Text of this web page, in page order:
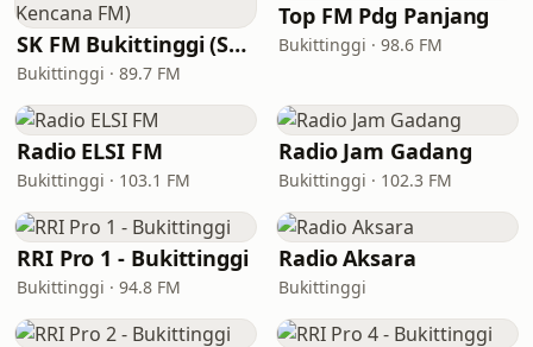
SK FM Bukittinggi (Suara Kencana FM)
Bukittinggi · 89.7 FM
Top FM Pdg Panjang
Bukittinggi · 98.6 FM
Radio ELSI FM
Bukittinggi · 103.1 FM
Radio Jam Gadang
Bukittinggi · 102.3 FM
RRI Pro 1 - Bukittinggi
Bukittinggi · 94.8 FM
Radio Aksara
Bukittinggi